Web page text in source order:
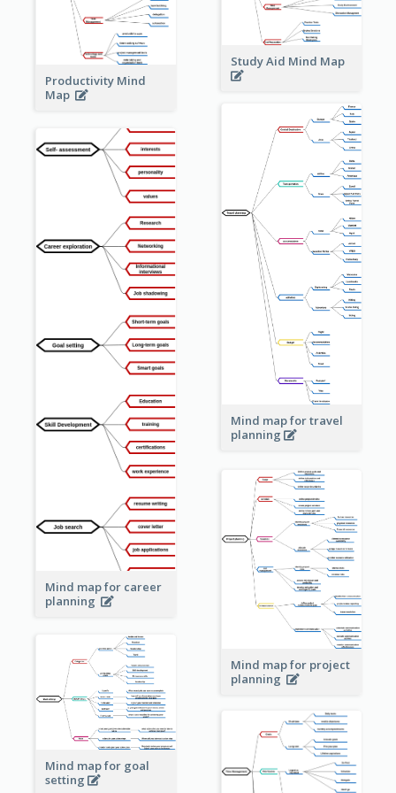
Productivity Mind
Map
Study Aid Mind Map
Mind map for travel
planning
Mind map for career
planning
Mind map for project
planning
Mind map for goal
setting